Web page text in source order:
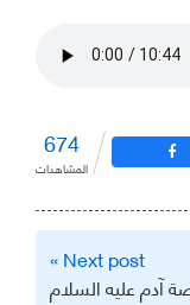
674
المشاهدات
Next post »
آدم عليه السلام